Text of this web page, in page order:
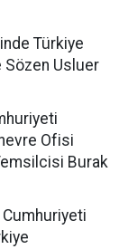
Türkiye
Sözen Usluer
Ofisi
Burak